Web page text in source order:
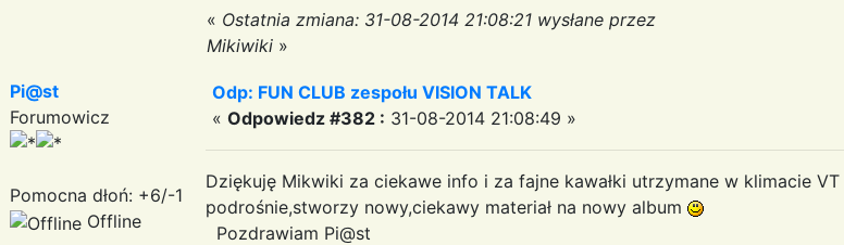
« Ostatnia zmiana: 31-08-2014 21:08:21 wysłane przez
Mikiwiki »
Pi@st
Forumowicz
Pomocna dłoń: +6/-1
Offline
Odp: FUN CLUB zespołu VISION TALK
« Odpowiedz #382 : 31-08-2014 21:08:49 »
Dziękuję Mikwiki za ciekawe info i za fajne kawałki utrzymane w klimacie
podrośnie,stworzy nowy,ciekawy materiał na nowy album
Pozdrawiam Pi@st